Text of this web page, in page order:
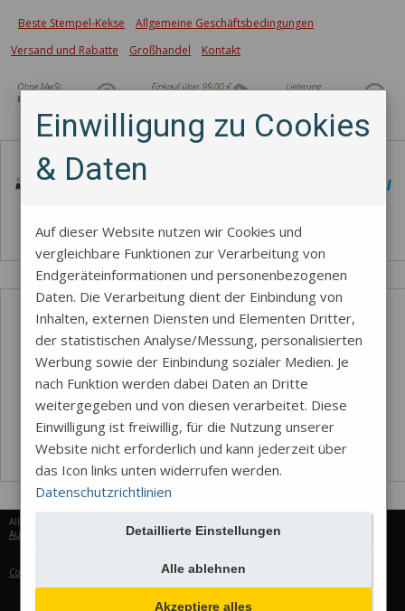
Beste Stempel-Kekse
Allgemeine Geschäftsbedingungen
Versand und Rabatte
Großhandel Kontakt
Alle Rechte vorbehalten © 2026
Aureus Services
Cookie-Einstellungen
Einwilligung zu Cookies
& Daten
Auf dieser Website nutzen wir Cookies und
vergleichbare Funktionen zur Verarbeitung von
Endgeräteinformationen und personenbezogenen
Daten. Die Verarbeitung dient der Einbindung von
Inhalten, externen Diensten und Elementen Dritter,
der statistischen Analyse/Messung, personalisierten
Werbung sowie der Einbindung sozialer Medien. Je
nach Funktion werden dabei Daten an Dritte
weitergegeben und von diesen verarbeitet. Diese
Einwilligung ist freiwillig, für die Nutzung unserer
Website nicht erforderlich und kann jederzeit über
das Icon links unten widerrufen werden.
Datenschutzrichtlinien
Detaillierte Einstellungen
Alle ablehnen
Akzeptiere alles